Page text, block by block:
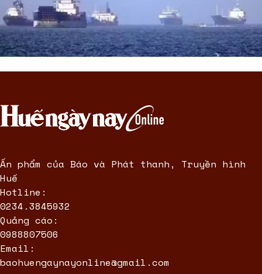
Ấn phẩm của Báo và Phát thanh, Truyền hình
Huế
Hotline:
0234.3845932
Quảng cáo:
0988807506
Email:
baohuengaynayonline@gmail.com